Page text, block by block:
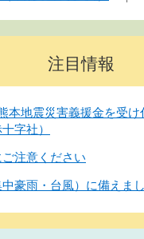
注目情報
本地震災害義援金を受け
字社）
注意ください
豪雨・台風）に備えま